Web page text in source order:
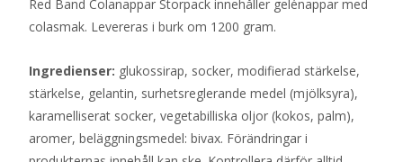
Red Band Colanappar Storpack innehåller gelénappar med
colasmak. Levereras i burk om 1200 gram.
Ingredienser: glukossirap, socker, modifierad stärkelse,
stärkelse, gelantin, surhetsreglerande medel (mjölksyra),
karamelliserat socker, vegetabilliska oljor (kokos, palm),
aromer, beläggningsmedel: bivax. Förändringar i